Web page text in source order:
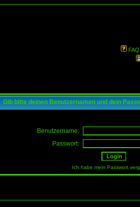
FAQ
Gib bitte deinen Benutzernamen und dein
Benutzername:
Passwort:
Ich habe mein Passwort